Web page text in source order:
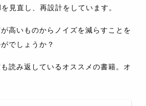
見直し、再設計をしています。
高いものからノイズを減らすことを
でしょうか？
読み返しているオススメの書籍。オ